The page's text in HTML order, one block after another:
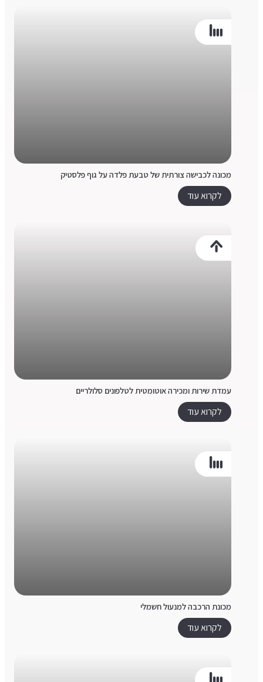
מכונה לכבישה צורתית של טבעת פלדה על גוף פלסטיק
לקרוא עוד
עמדת שירות ומכירה אוטומטית לטלפונים סלולריים
לקרוא עוד
מכונת הרכבה למנעול חשמלי
לקרוא עוד